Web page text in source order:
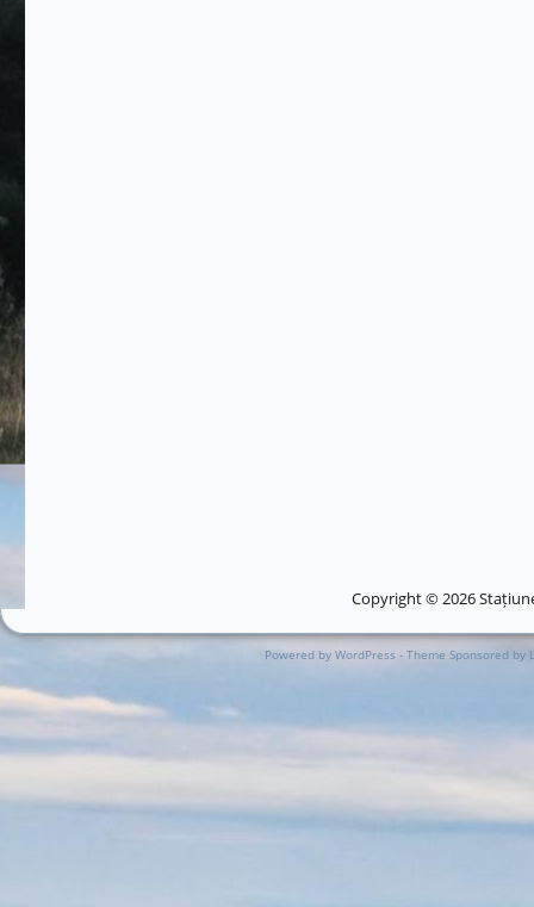
Copyright © 2026
Powered by WordPress - Theme Sponsored by